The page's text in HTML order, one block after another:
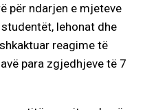
për ndarjen e mjeteve
lehonat dhe
reagime të
para zgjedhjeve të 7